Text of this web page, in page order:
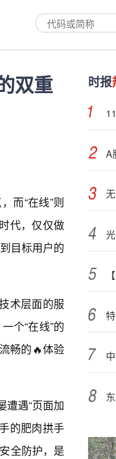
双重
而“在线”则
代，仅仅做
目标用户的
术层面的服
个“在线”的
畅的🔥体验
遭遇“页面加
的肥肉拱手
全防护，是
时报